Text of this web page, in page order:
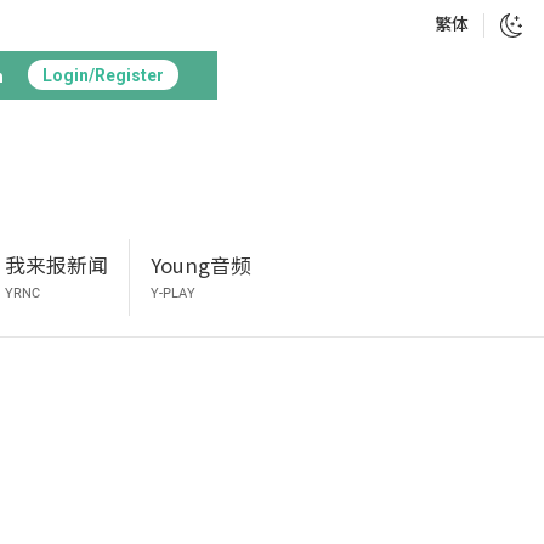
繁体
Login/Register
我来报新闻
YRNC
Young音频
Y-PLAY